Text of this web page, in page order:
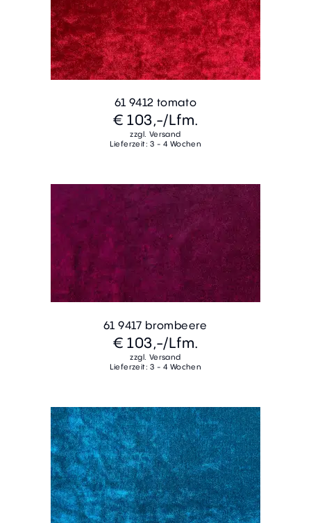
61 9412 tomato
€ 103,-/Lfm.
zzgl. Versand
Lieferzeit: 3 - 4 Wochen
61 9417 brombeere
€ 103,-/Lfm.
zzgl. Versand
Lieferzeit: 3 - 4 Wochen